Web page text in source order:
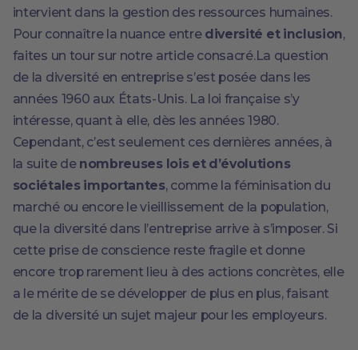
intervient dans la gestion des ressources humaines.
Pour connaître la nuance entre diversité et inclusion,
faites un tour sur notre article consacré.La question
de la diversité en entreprise s’est posée dans les
années 1960 aux États-Unis. La loi française s’y
intéresse, quant à elle, dès les années 1980.
Cependant, c’est seulement ces dernières années, à
la suite de nombreuses lois et d’évolutions
sociétales importantes, comme la féminisation du
marché ou encore le vieillissement de la population,
que la diversité dans l’entreprise arrive à s’imposer. Si
cette prise de conscience reste fragile et donne
encore trop rarement lieu à des actions concrètes, elle
a le mérite de se développer de plus en plus, faisant
de la diversité un sujet majeur pour les employeurs.